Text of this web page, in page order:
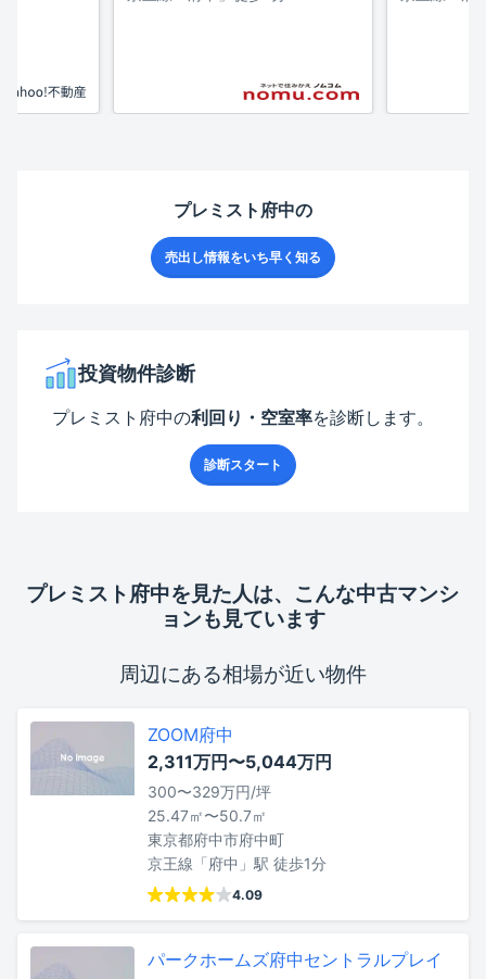
プレミスト府中の
売出し情報をいち早く知る
投資物件診断
プレミスト府中の利回り・空室率を診断します。
診断スタート
プレミスト府中を見た人は、こんな中古マンシ
ョンも見ています
周辺にある相場が近い物件
ZOOM府中
2,311万円〜5,044万円
300〜329万円/坪
25.47㎡〜50.7㎡
東京都府中市府中町
京王線「府中」駅 徒歩1分
4.09
パークホームズ府中セントラルプレイ